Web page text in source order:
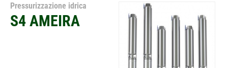
Pressurizzazione idrica
S4 AMEIRA